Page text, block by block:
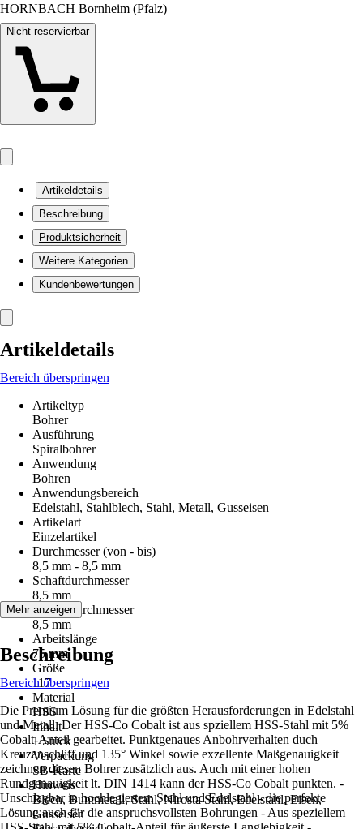
HORNBACH Bornheim (Pfalz)
Nicht reservierbar
Artikeldetails
Beschreibung
Produktsicherheit
Weitere Kategorien
Kundenbewertungen
Artikeldetails
Bereich überspringen
Artikeltyp
Bohrer
Ausführung
Spiralbohrer
Anwendung
Bohren
Anwendungsbereich
Edelstahl, Stahlblech, Stahl, Metall, Gusseisen
Artikelart
Einzelartikel
Durchmesser (von - bis)
8,5 mm - 8,5 mm
Schaftdurchmesser
8,5 mm
Arbeitsdurchmesser
8,5 mm
Arbeitslänge
75 mm
Größe
117
Material
HSS
Inhalt
1 Stück
Verpackung
SB-Karte
Hinweis
Blech, Buntmetall, Stahl, Nirosta Stahl, Edelstahl, Eisen,
Gusseisen
Mehr anzeigen
Beschreibung
Bereich überspringen
Die Premium Lösung für die größten Herausforderungen in Edelstahl
und Metall. Der HSS-Co Cobalt ist aus spziellem HSS-Stahl mit 5%
Cobalt-Anteil gearbeitet. Punktgenaues Anbohrverhalten duch
Kreuzanschliff und 135° Winkel sowie exzellente Maßgenauigkeit
zeichnen diesen Bohrer zusätzlich aus. Auch mit einer hohen
Rundgenauigkeit lt. DIN 1414 kann der HSS-Co Cobalt punkten. -
Unschlagbar in hochlegiertem Stahl und Edelstahl - die perfekte
Lösung auch für die anspruchsvollsten Bohrungen - Aus speziellem